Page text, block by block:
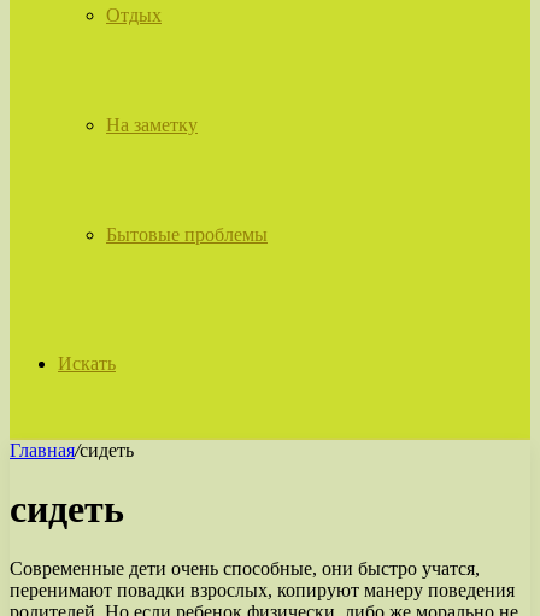
Отдых
На заметку
Бытовые проблемы
Искать
Главная/сидеть
сидеть
Современные дети очень способные, они быстро учатся,
перенимают повадки взрослых, копируют манеру поведения
родителей. Но если ребенок физически, либо же морально не